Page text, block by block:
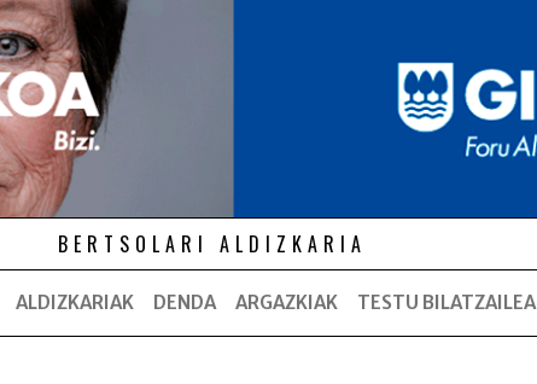
BERTSOLARI ALDIZKARIA
ALDIZKARIAK DENDA ARGAZKIAK TESTU BILATZAILEA